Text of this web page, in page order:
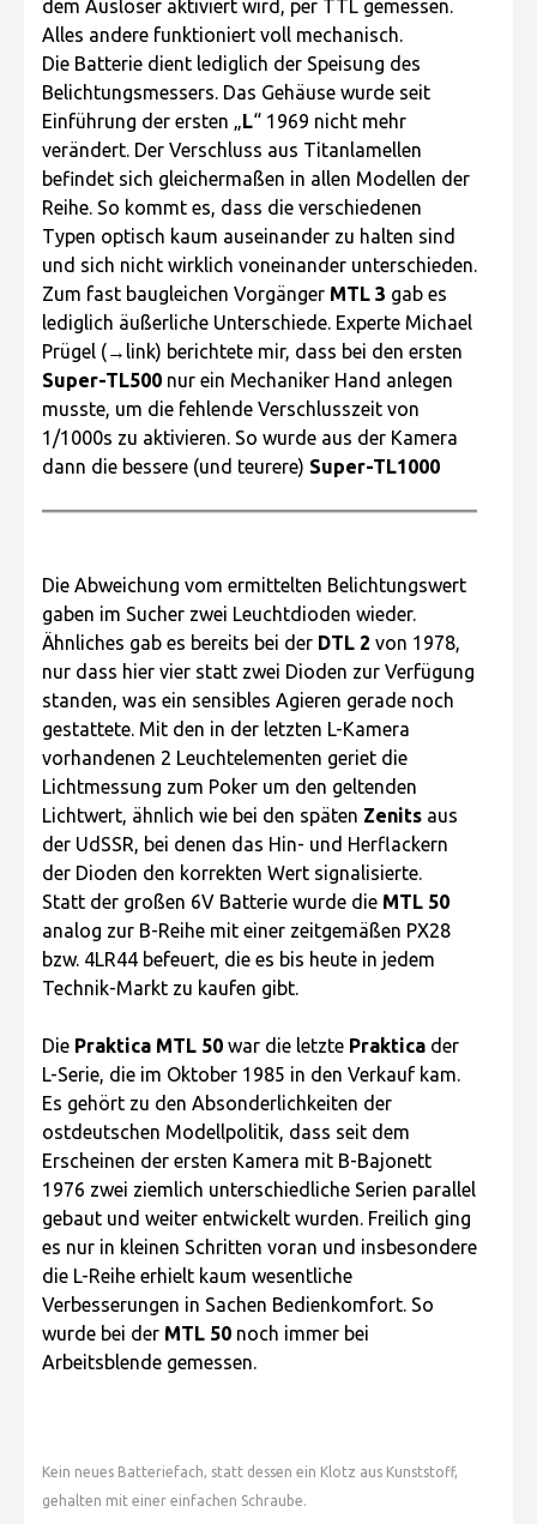
dem Auslöser aktiviert wird, per TTL gemessen.
Alles andere funktioniert voll mechanisch.
Die Batterie dient lediglich der Speisung des
Belichtungsmessers. Das Gehäuse wurde seit
Einführung der ersten „ L“ 1969 nicht mehr
verändert. Der Verschluss aus Titanlamellen
befindet sich gleichermaßen in allen Modellen der
Reihe. So kommt es, dass die verschiedenen
Typen optisch kaum auseinander zu halten sind
und sich nicht wirklich voneinander unterschieden.
Zum fast baugleichen Vorgänger MTL 3 gab es
lediglich äußerliche Unterschiede. Experte Michael
Prügel (→link) berichtete mir, dass bei den ersten
Super-TL500 nur ein Mechaniker Hand anlegen
musste, um die fehlende Verschlusszeit von
1/1000s zu aktivieren. So wurde aus der Kamera
dann die bessere (und teurere) Super-TL1000
Die Abweichung vom ermittelten Belichtungswert
gaben im Sucher zwei Leuchtdioden wieder.
Ähnliches gab es bereits bei der DTL 2 von 1978,
nur dass hier vier statt zwei Dioden zur Verfügung
standen, was ein sensibles Agieren gerade noch
gestattete. Mit den in der letzten L-Kamera
vorhandenen 2 Leuchtelementen geriet die
Lichtmessung zum Poker um den geltenden
Lichtwert, ähnlich wie bei den späten Zenits aus
der UdSSR, bei denen das Hin- und Herflackern
der Dioden den korrekten Wert signalisierte.
Statt der großen 6V Batterie wurde die MTL 50
analog zur B-Reihe mit einer zeitgemäßen PX28
bzw. 4LR44 befeuert, die es bis heute in jedem
Technik-Markt zu kaufen gibt.
Die Praktica MTL 50 war die letzte Praktica der
L-Serie, die im Oktober 1985 in den Verkauf kam.
Es gehört zu den Absonderlichkeiten der
ostdeutschen Modellpolitik, dass seit dem
Erscheinen der ersten Kamera mit B-Bajonett
1976 zwei ziemlich unterschiedliche Serien parallel
gebaut und weiter entwickelt wurden. Freilich ging
es nur in kleinen Schritten voran und insbesondere
die L-Reihe erhielt kaum wesentliche
Verbesserungen in Sachen Bedienkomfort. So
wurde bei der MTL 50 noch immer bei
Arbeitsblende gemessen.
Kein neues Batteriefach, statt dessen ein Klotz aus Kunststoff,
gehalten mit einer einfachen Schraube.